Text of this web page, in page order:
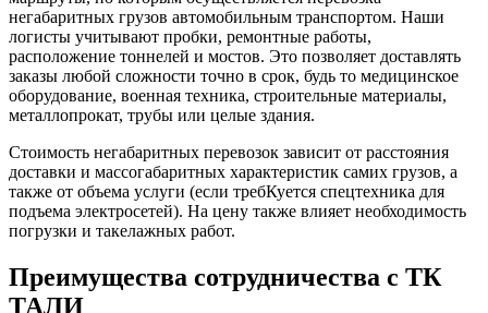
негабаритных грузов автомобильным транспортом. Наши
логисты учитывают пробки, ремонтные работы,
расположение тоннелей и мостов. Это позволяет доставлять
заказы любой сложности точно в срок, будь то медицинское
оборудование, военная техника, строительные материалы,
металлопрокат, трубы или целые здания.
Стоимость негабаритных перевозок зависит от расстояния
доставки и массогабаритных характеристик самих грузов, а
также от объема услуги (если требКуется спецтехника для
подъема электросетей). На цену также влияет необходимость
погрузки и такелажных работ.
Преимущества сотрудничества с ТК
ТАЛИ